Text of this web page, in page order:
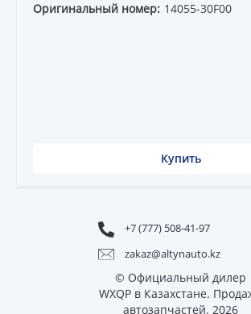
Оригинальный номер: 14055-30F00
Купить
+7 (777) 508-41-97
zakaz@altynauto.kz
© Официальный дилер
WXQP в Казахстане.
автозапчастей. 2026